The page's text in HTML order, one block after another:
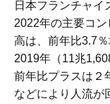
日本フランチャイ
2022年の主要コ
高は、前年比3.7
2019年（11兆
前年比プラスは２
などにより人流が